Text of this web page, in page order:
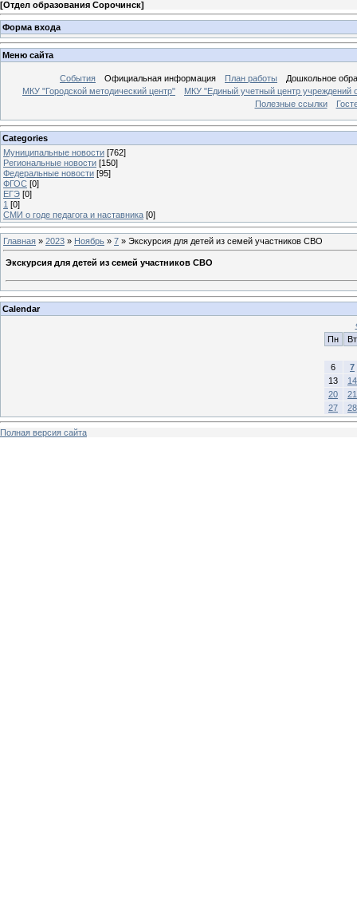
[Отдел образования Сорочинск]
Форма входа
Меню сайта
События Официальная информация План работы
Дошкольное
МКУ "Городской методический центр"
МКУ "Единый учетный центр учреждений
Полезные ссылки
Categories
Муниципальные новости [762]
Региональные новости [150]
Федеральные новости [95]
ФГОС [0]
ЕГЭ [0]
1 [0]
СМИ о годе педагога и наставника [0]
Главная » 2023 » Ноябрь » 7 » Экскурсия для детей из семей участников СВО
Экскурсия для детей из семей участников СВО
Calendar
Пн
Вт
6
7
13
14
20
21
27
28
Полная версия сайта